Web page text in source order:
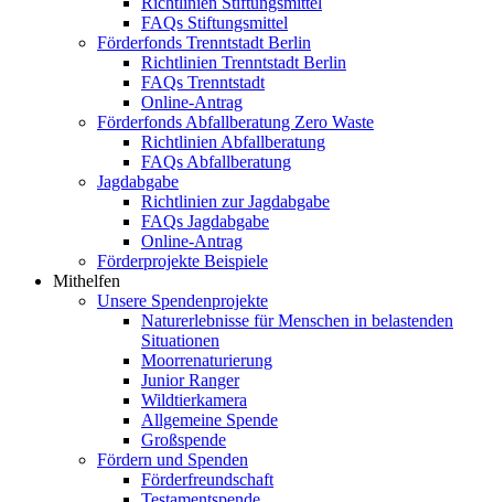
FAQs Stiftungsmittel
Förderfonds Trenntstadt Berlin
Richtlinien Trenntstadt Berlin
FAQs Trenntstadt
Online-Antrag
Förderfonds Abfallberatung Zero Waste
Richtlinien Abfallberatung
FAQs Abfallberatung
Jagdabgabe
Richtlinien zur Jagdabgabe
FAQs Jagdabgabe
Online-Antrag
Förderprojekte Beispiele
Mithelfen
Unsere Spendenprojekte
Naturerlebnisse für Menschen in belastenden
Situationen
Moorrenaturierung
Junior Ranger
Wildtierkamera
Allgemeine Spende
Großspende
Fördern und Spenden
Förderfreundschaft